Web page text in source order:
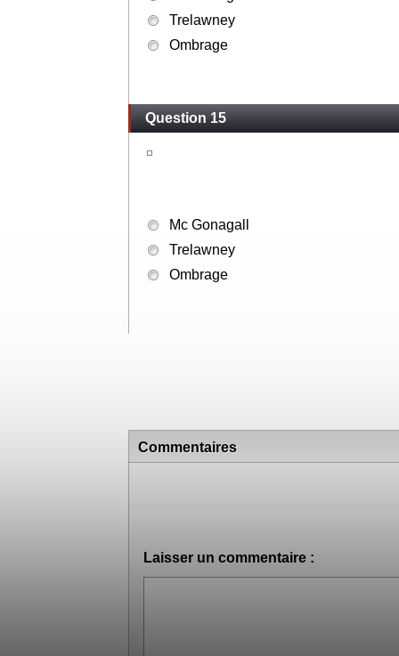
Trelawney
Ombrage
Question 15
Ombrage